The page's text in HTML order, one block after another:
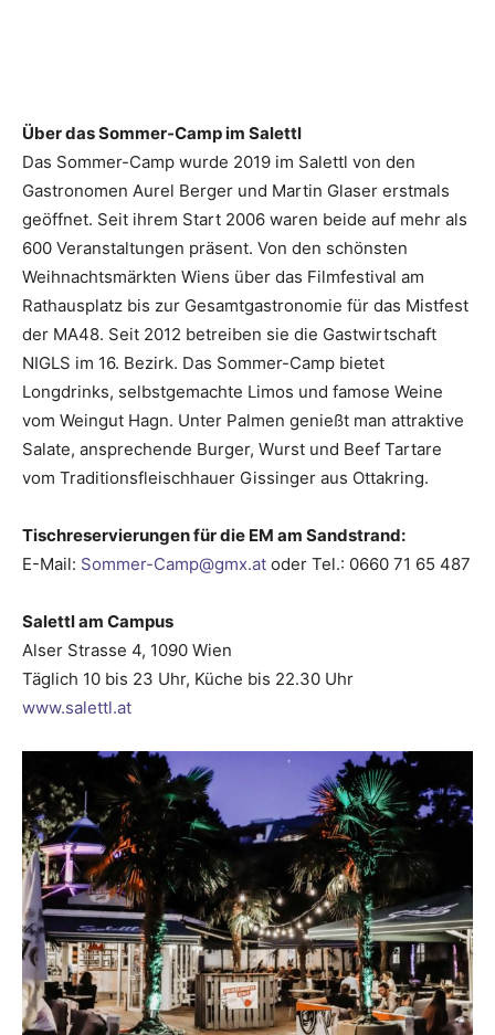
Über das Sommer-Camp im Salettl
Das Sommer-Camp wurde 2019 im Salettl von den
Gastronomen Aurel Berger und Martin Glaser erstmals
geöffnet. Seit ihrem Start 2006 waren beide auf mehr als
600 Veranstaltungen präsent. Von den schönsten
Weihnachtsmärkten Wiens über das Filmfestival am
Rathausplatz bis zur Gesamtgastronomie für das Mistfest
der MA48. Seit 2012 betreiben sie die Gastwirtschaft
NIGLS im 16. Bezirk. Das Sommer-Camp bietet
Longdrinks, selbstgemachte Limos und famose Weine
vom Weingut Hagn. Unter Palmen genießt man attraktive
Salate, ansprechende Burger, Wurst und Beef Tartare
vom Traditionsfleischhauer Gissinger aus Ottakring.
Tischreservierungen für die EM am Sandstrand:
E-Mail: Sommer-Camp@gmx.at oder Tel.: 0660 71 65 487
Salettl am Campus
Alser Strasse 4, 1090 Wien
Täglich 10 bis 23 Uhr, Küche bis 22.30 Uhr
www.salettl.at